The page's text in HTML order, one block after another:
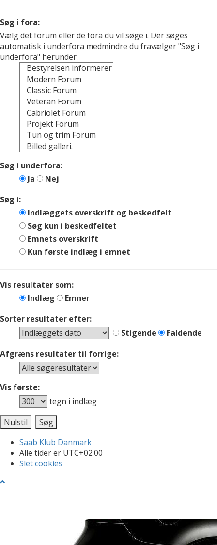
Søg i fora:
Vælg det forum eller de fora du vil søge i. Der søges
automatisk i underfora medmindre du fravælger "Søg i
underfora" herunder.
Søg i underfora:
Ja
Nej
Søg i:
Indlæggets overskrift og beskedfelt
Søg kun i beskedfeltet
Emnets overskrift
Kun første indlæg i emnet
Vis resultater som:
Indlæg
Emner
Sorter resultater efter:
Stigende
Faldende
Afgræns resultater til forrige:
Vis første:
tegn i indlæg
Saab Klub Danmark
Alle tider er UTC+02:00
Slet cookies